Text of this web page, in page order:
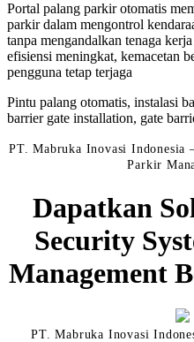
Portal palang parkir otomatis
parkir dalam mengontrol
tanpa mengandalkan tenaga
efisiensi meningkat, kemacetan
pengguna tetap terjaga
Pintu palang otomatis, instalasi
barrier gate installation, gate
PT. Mabruka Inovasi Indonesia
Parkir
Dapatkan
Security
Management
PT. Mabruka Inovasi